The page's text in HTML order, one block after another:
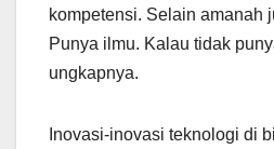
kompetensi. Selain amanah
Punya ilmu. Kalau tidak
ungkapnya.
Inovasi-inovasi teknologi di